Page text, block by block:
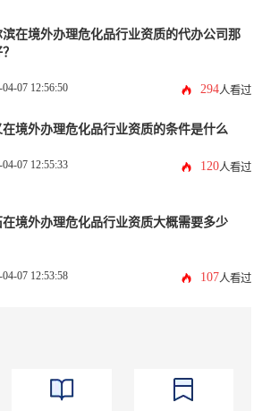
滨在境外办理危化品行业资质的代办公司那
04-07 12:56:50 294人看过
在境外办理危化品行业资质的条件是什么
04-07 12:55:33 120人看过
在境外办理危化品行业资质大概需要多少
04-07 12:53:58 107人看过